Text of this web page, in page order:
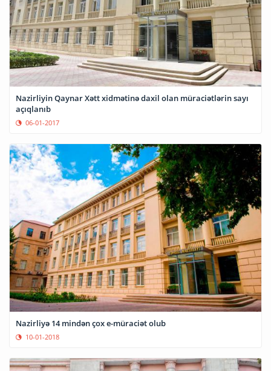
Nazirliyin Qaynar Xətt xidmətinə daxil olan müraciətlərin sayı
açıqlanıb
06-01-2017
Nazirliyə 14 mindən çox e-müraciət olub
10-01-2018